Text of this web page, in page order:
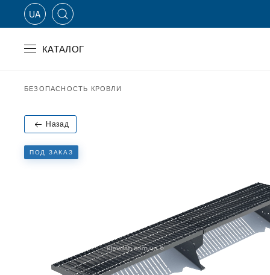
Skip to main content
UA
КАТАЛОГ
БЕЗОПАСНОСТЬ КРОВЛИ
Назад
ПОД ЗАКАЗ